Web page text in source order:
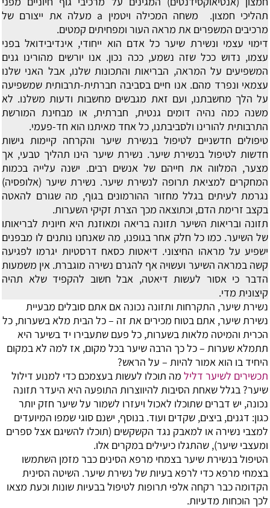
תהליכי חמצון. משחה המכילה ויטמין a מעלה את ייצורם של
מרכיבים המשפרים את מראה העור ומפחיתים קמטים.
דימוי עצמי ונשירת שיערכל אדם הוא ייחודי, אינדיבידואל בפני
עצמו, נדוש ככל שזה נשמע, ככה נכון. אנו יורשים מהורינו גנים
המשפיעים על המראה, הבריאות והתכונות שלנו, אבל האני שלנו
עצמאי ונפרד מהם. אנו חיים בסביבה חברתית-תרבותית שמשפיעה
על הלך מחשבתנו, ועם זאת מגבשים מחשבות ודעות משלנו. לא
משנה כמה נהיה דומים גנטית, חברתית, או מבחינת המורשת
התרבותית להורינו ולסביבתנו, כל אחד מאיתנו הוא חד-פעמי.
טיפולים חדשניים לטיפול בנשירת שיער והקרחה קיימות גישות
חדשות לטיפול בנשירת שיער. נשירת שיער הינו תהליך טבעי, אך
מצער, המלווה את חייהם של אנשים רבים. ישנה עלייה בכמות
המחקרים למציאת תרופה לנשירת שיער. נשירת שיער (אלופסיה)
נגרמת לעיתים בגלל מחזור ההורמונים בגוף, מה שגורם להאטה
בקצב זרימת הדם, וכתוצאה מכך הצרת זקיקי השערות.
תזונה ובריאות השיער תזונה בריאה ומאוזנת היא חיונית לבריאותו
של השיער. כמו כל חלק אחר בגופנו, מה שאנחנו נותנים לו מבפנים
ישפיע על מראהו החיצוני. דיאטות כסאח דרסטיות יגרמו לפגיעה
קשה במראה השיער ועשויה אף להגרם נשירה מוגברת. אין משמעות
הדבר כי אסור לעשות דיאטה, אבל חשוב להקפיד שלא תהיה
קיצונית מדי.
נשירת שיער, התקרחות ותזונה נכונה אם אתם סובלים מבעיית
נשירת שיער, אתם בטוח מכירים את זה – כל הבית מלא בשערות, כל
הכרית והמיטה מלאות בשערות, כל פעם שתעבירו יד בשיער היא
תתמלא שערות – כל כך הרבה שיער בכל מקום, אז למה לא במקום
היחיד בו הוא אמור להיות – על הראש?
תכשירים לשיער דליל מה תוכלו לעשות בעצמכם כדי למנוע דילול
שיער? בגלל שאחת הסיבות להיווצרות התופעה היא היעדר תזונה
נכונה, יש דברים שתוכלו לאכול ויעזרו לשמור על שיער חזק יותר
כגון: דגנים, ביצים, שקדים ועוד. בנוסף, ישנם סוגי שמפו המיועדים
למצבי נשירה או למאבק נגד הקשקשים (תוכלו להשיגם אצל ספרים
ומעצבי שיער), שהתגלו כיעילים במקרים אלו.
הטיפול בנשירת שיער בצמחי מרפא הסינים כבר מזמן השתמשו
בצמחי מרפא כדי לרפא בעיות של נשירת שיער. השיטה הסינית
הקדומה כבר רקחה אלפי תרופות לטיפול בבעיות שונות וכעת מצאו
לכך הוכחות מדעיות.